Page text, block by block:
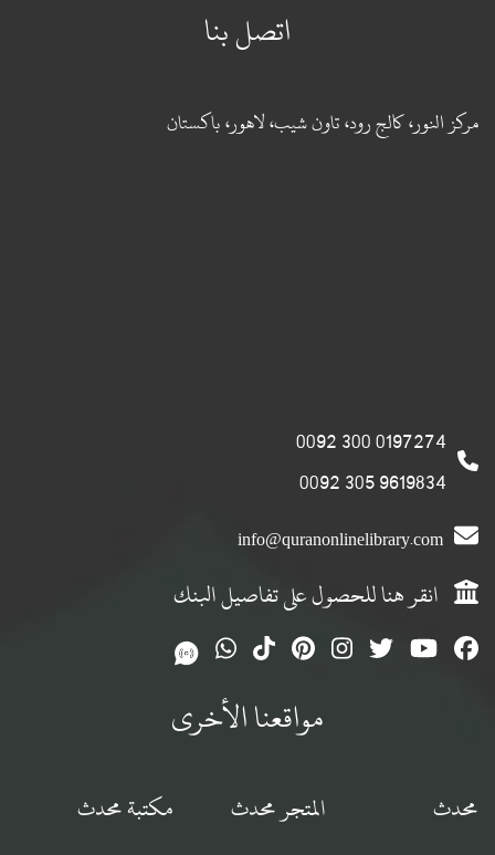
اتصل بنا
مركز النور، كالج رود، تاون شيب، لاهور، باكستان
0197274 300 0092
9619834 305 0092
info@quranonlinelibrary.com
انقر هنا للحصول على تفاصيل البنك
مواقعنا الأخرى
محدث المتجر محدث
مكتبة محدث